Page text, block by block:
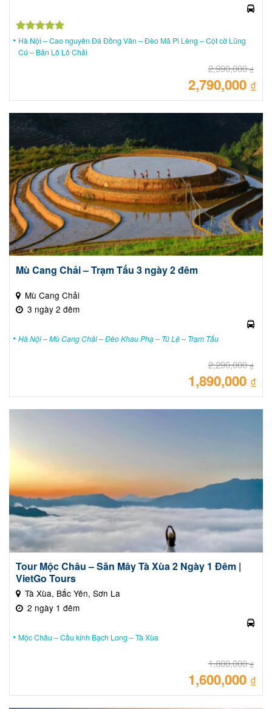
Được xếp
hạng5.00
Hà Nội – Cao nguyên Đá Đồng Văn – Đèo Mã Pì Lèng – Cột cờ Lũng
Cú – Bản Lô Lô Chải
2,990,000₫
gốc
2,790,000 ₫
Giá
tại
là:
Mù Cang Chải – Trạm Tấu 3 ngày 2 đêm
Mù Cang Chải
3 ngày 2 đêm
Hà Nội – Mù Cang Chải – Đèo Khau Phạ – Tú Lệ – Trạm Tấu
2,290,000₫
gốc
1,890,000 ₫
Giá
tại
Tour Mộc Châu – Săn Mây Tà Xùa 2 Ngày 1 Đêm |
VietGo Tours
Tà Xùa, Bắc Yên, Sơn La
2 ngày 1 đêm
Mộc Châu – Cầu kính Bạch Long – Tà Xùa
1,800,000₫
gốc
1,600,000 ₫
Giá